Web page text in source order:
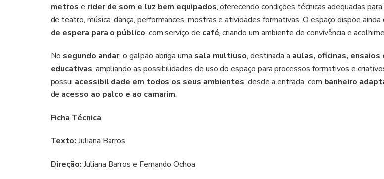
metros e rider de som e luz bem equipados, oferecendo condições técnicas adequadas
de teatro, música, dança, performances, mostras e atividades formativas. O espaço dispõe ainda
de espera para o público, com serviço de café, criando um ambiente de convivência e
No segundo andar, o galpão abriga uma sala multiuso, destinada a aulas, oficinas, ensaios
educativas, ampliando as possibilidades de uso do espaço para processos formativos e
possui acessibilidade em todos os seus ambientes, desde a entrada, com banheiro
de acesso ao palco e ao camarim.
Ficha Técnica
Texto: Juliana Barros
Direção: Juliana Barros e Fernando Ochoa